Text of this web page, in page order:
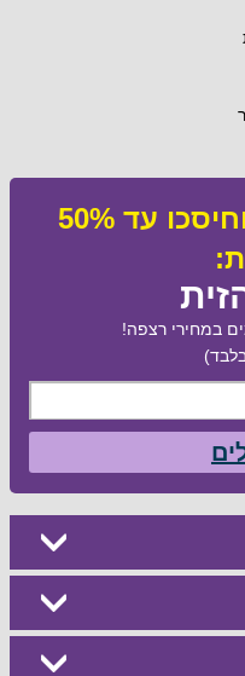
קבלו מבצעי SMS וחיסכו עד 50%
במחירי רצפה!